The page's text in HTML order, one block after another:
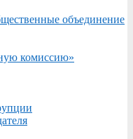
объединение
комиссию»